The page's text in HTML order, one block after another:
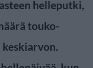
helleputki,
touko-
keskiarvon.